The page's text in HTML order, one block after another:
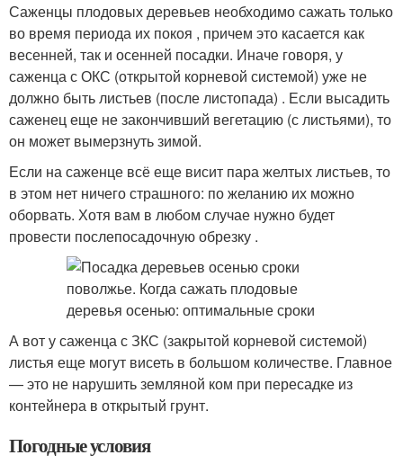
Саженцы плодовых деревьев необходимо сажать только
во время периода их покоя , причем это касается как
весенней, так и осенней посадки. Иначе говоря, у
саженца с ОКС (открытой корневой системой) уже не
должно быть листьев (после листопада) . Если высадить
саженец еще не закончивший вегетацию (с листьями), то
он может вымерзнуть зимой.
Если на саженце всё еще висит пара желтых листьев, то
в этом нет ничего страшного: по желанию их можно
оборвать. Хотя вам в любом случае нужно будет
провести послепосадочную обрезку .
А вот у саженца с ЗКС (закрытой корневой системой)
листья еще могут висеть в большом количестве. Главное
— это не нарушить земляной ком при пересадке из
контейнера в открытый грунт.
Погодные условия